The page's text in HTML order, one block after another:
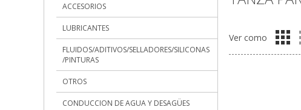
Ver como
ACCESORIOS
LUBRICANTES
FLUIDOS/ADITIVOS/SELLADORES/SILICONAS
/PINTURAS
OTROS
CONDUCCION DE AGUA Y DESAGÜES